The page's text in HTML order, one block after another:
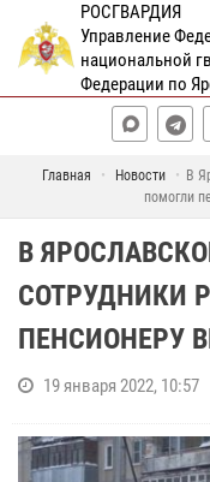
РОСГВАРДИЯ
Управление
национальной
Федерации по
Главная Новости
В
помогли
В
СОТРУДНИКИ
ПЕНСИОНЕРУ
19 января 2022, 10:57